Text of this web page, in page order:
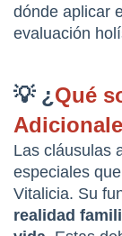
dónde aplicar
evaluación
💡 ¿ Qué
Las cláusulas
especiales
realidad